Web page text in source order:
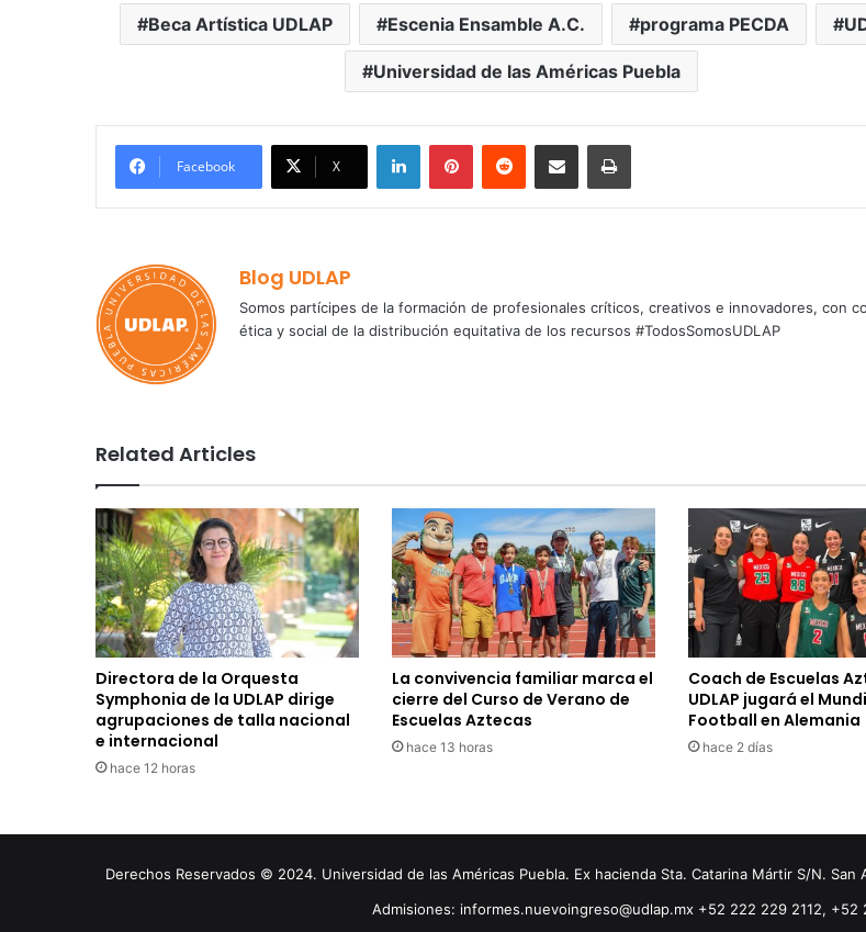
Beca Artística UDLAP Escenia Ensamble A.C. programa PECDA
Universidad de las Américas Puebla
Facebook X
LinkedInPinterestReddit Share via Email Print
Blog UDLAP
Somos partícipes de la formación de profesionales críticos, creativos e innovadores, con
ética y social de la distribución equitativa de los recursos #TodosSomosUDLAP
Related Articles
Directora de la Orquesta
Symphonia de la UDLAP dirige
agrupaciones de talla nacional
e internacional
hace 12 horas
La convivencia familiar marca el
cierre del Curso de Verano de
Escuelas Aztecas
hace 13 horas
Coach de Escuelas
UDLAP jugará el
Football en Alemania
hace 2 días
Derechos Reservados © 2024. Universidad de las Américas Puebla. Ex hacienda Sta. Catarina Mártir S/N.
Admisiones: informes.nuevoingreso@udlap.mx +52 222 229 2112, +52